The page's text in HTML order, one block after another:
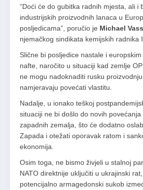
“Doći će do gubitka radnih mjesta, ali i
industrijskih proizvodnih lanaca u
posljedicama”, poručio je Michael
njemačkog sindikata kemijskih radnika
Slične bi posljedice nastale i
nafte, naročito u situaciji kad zemlje
ne mogu nadoknaditi rusku
namjeravaju povećati vlastitu.
Nadalje, u ionako teškoj
situaciji ne bi došlo do novih
zapadnih zemalja, što će dodatno
Zapada i otežati oporavak ratom i
ekonomija.
Osim toga, ne bismo živjeli u stalnoj
NATO direktnije uključiti u ukrajinski
potencijalno armagedonski sukob